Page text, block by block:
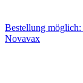
Bestellung möglich:
Novavax